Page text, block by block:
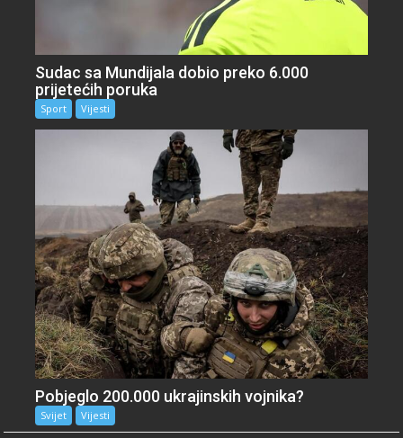
Sudac sa Mundijala dobio preko 6.000
prijetećih poruka
Sport Vijesti
Pobjeglo 200.000 ukrajinskih vojnika?
Svijet Vijesti